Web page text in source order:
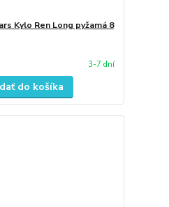
Kylo Ren Long pyžamá 8
3-7 dní
do košíka